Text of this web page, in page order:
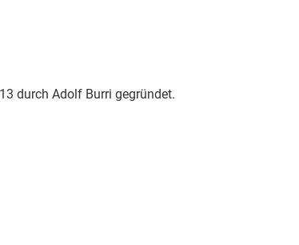
durch Adolf Burri gegründet.